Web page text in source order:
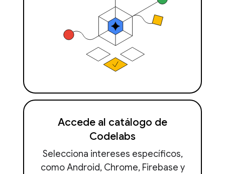
Accede al catálogo de
Codelabs
Selecciona intereses específicos,
como Android, Chrome, Firebase y